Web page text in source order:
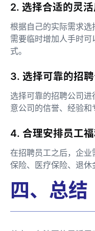
2. 选择合适的灵
根据自己的实际需求
需要临时增加人手时
式。
3. 选择可靠的招聘
选择可靠的招聘公司
意公司的信誉、经验和
4. 合理安排员工福
在招聘员工之后，企
保险、医疗保险、退休
四、总结